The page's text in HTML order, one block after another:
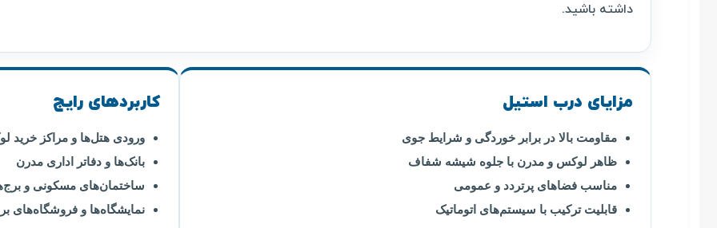
داشته باشید.
مزایای درب استیل
مقاومت بالا در برابر خوردگی و شرایط جوی
ظاهر لوکس و مدرن با جلوه شیشه شفاف
مناسب فضاهای پرتردد و عمومی
قابلیت ترکیب با سیستم‌های اتوماتیک
کاربردهای رایج
ورودی هتل‌ها و مراکز خرید
بانک‌ها و دفاتر اداری مدرن
ساختمان‌های مسکونی و
نمایشگاه‌ها و فروشگاه‌های